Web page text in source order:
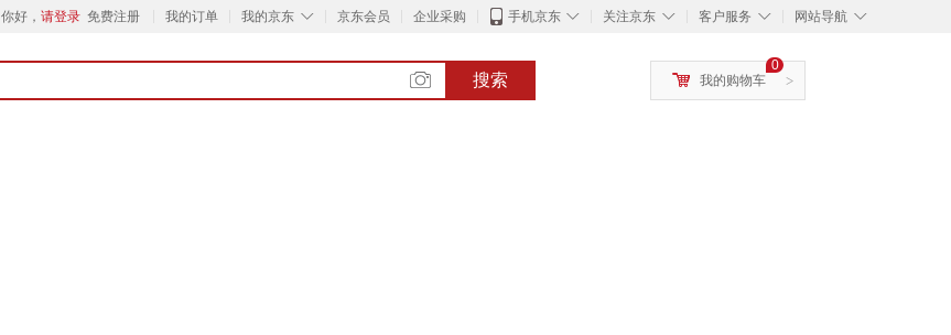
你好， 请登录 免费注册 我的订单 ◇
我的京东 京东会员 企业采购 ◇
手机京东 ◇
关注京东 ◇
客户服务 ◇
网站导航
搜索 >
0
我的购物车